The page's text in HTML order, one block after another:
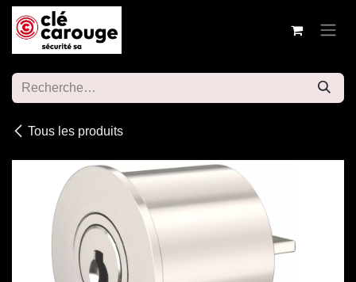
Se rendre au contenu
Tous les produits